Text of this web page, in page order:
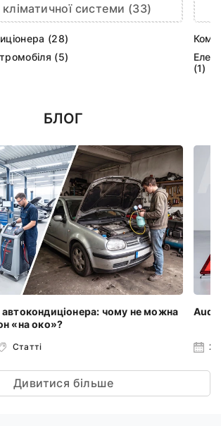
кліматичної системи (33)
(28)
(5)
(1)
БЛОГ
чому не можна
«на око»?
Статті
Audi
Дивитися більше